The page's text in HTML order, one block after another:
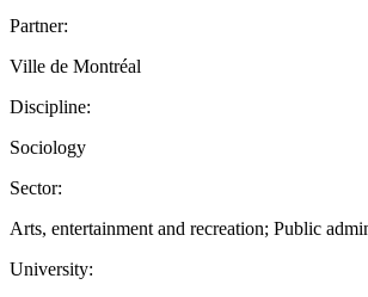
Partner:
Ville de Montréal
Discipline:
Sociology
Sector:
Arts, entertainment and recreation; Public
University: